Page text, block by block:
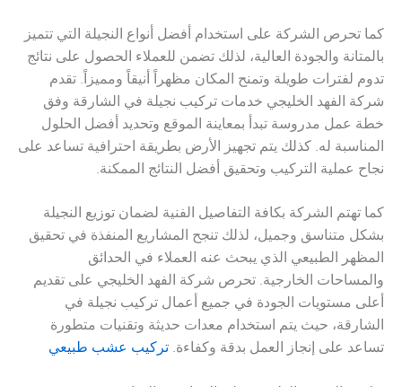
كما تحرص الشركة على استخدام أفضل أنواع النجيلة التي تتميز
بالمتانة والجودة العالية، لذلك تضمن للعملاء الحصول على نتائج
تدوم لفترات طويلة وتمنح المكان مظهراً أنيقاً ومميزاً. تقدم
شركة الفهد الخليجي خدمات تركيب نجيلة في الشارقة وفق
خطة عمل مدروسة تبدأ بمعاينة الموقع وتحديد أفضل الحلول
المناسبة له. كذلك يتم تجهيز الأرض بطريقة احترافية تساعد على
نجاح عملية التركيب وتحقيق أفضل النتائج الممكنة.
كما تهتم الشركة بكافة التفاصيل الفنية لضمان توزيع النجيلة
بشكل متناسق وجميل، لذلك تنجح المشاريع المنفذة في تحقيق
المظهر الطبيعي الذي يبحث عنه العملاء في الحدائق
والمساحات الخارجية. تحرص شركة الفهد الخليجي على تقديم
أعلى مستويات الجودة في جميع أعمال تركيب نجيلة في
الشارقة، حيث يتم استخدام معدات حديثة وتقنيات متطورة
تساعد على إنجاز العمل بدقة وكفاءة. تركيب عشب طبيعي